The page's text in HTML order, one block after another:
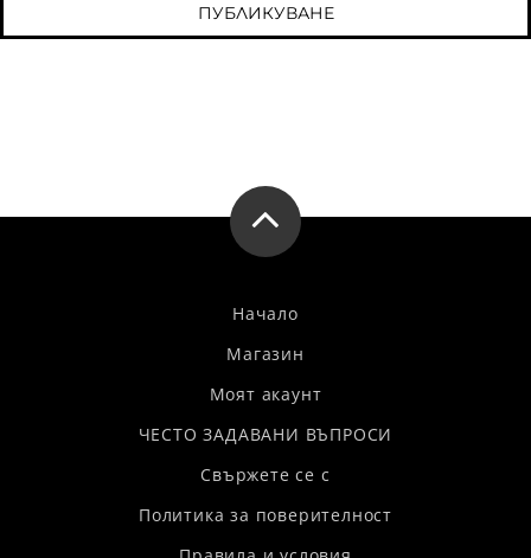
Начало
Магазин
Моят акаунт
ЧЕСТО ЗАДАВАНИ ВЪПРОСИ
Свържете се с
Политика за поверителност